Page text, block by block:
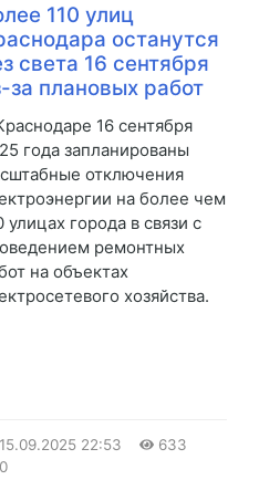
110 улиц
останутся
света 16 сентября
за плановых работ
16 сентября
года запланированы
отключения
на более чем
улицах города в связи с
ремонтных
на объектах
хозяйства.
15.09.2025 22:53
633
0